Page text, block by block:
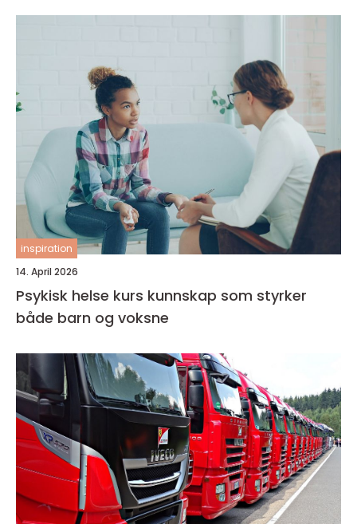
inspiration
14. April 2026
Psykisk helse kurs kunnskap som styrker
både barn og voksne